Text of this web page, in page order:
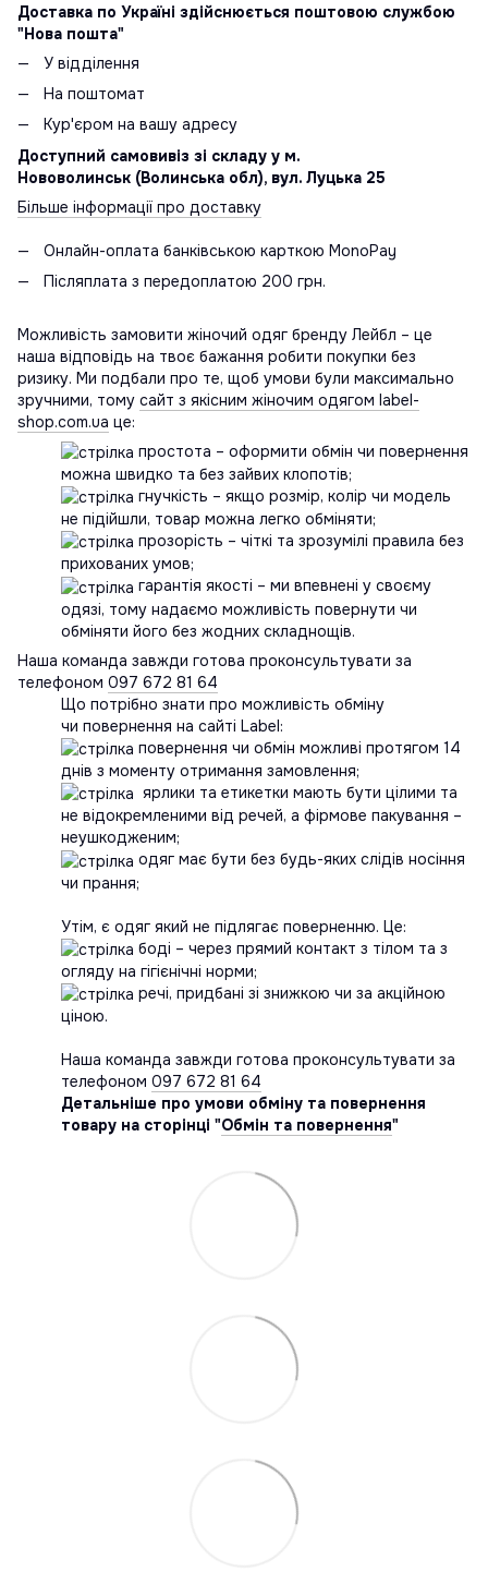
Доставка по Україні здійснюється поштовою службою
"Нова пошта"
У відділення
На поштомат
Кур'єром на вашу адресу
Доступний самовивіз зі складу у м.
Нововолинськ (Волинська обл), вул. Луцька 25
Більше інформації про доставку
Онлайн-оплата банківською карткою MonoPay
Післяплата з передоплатою 200 грн.
Можливість замовити жіночий одяг бренду Лейбл – це
наша відповідь на твоє бажання робити покупки без
ризику. Ми подбали про те, щоб умови були максимально
зручними, тому сайт з якісним жіночим одягом label-
shop.com.ua це:
простота – оформити обмін чи повернення
можна швидко та без зайвих клопотів;
гнучкість – якщо розмір, колір чи модель
не підійшли, товар можна легко обміняти;
прозорість – чіткі та зрозумілі правила без
прихованих умов;
гарантія якості – ми впевнені у своєму
одязі, тому надаємо можливість повернути чи
обміняти його без жодних складнощів.
Наша команда завжди готова проконсультувати за
телефоном 097 672 81 64
Що потрібно знати про можливість обміну
чи повернення на сайті Label:
повернення чи обмін можливі протягом 14
днів з моменту отримання замовлення;
ярлики та етикетки мають бути цілими та
не відокремленими від речей, а фірмове пакування –
неушкодженим;
одяг має бути без будь-яких слідів носіння
чи прання;
Утім, є одяг який не підлягає поверненню. Це:
боді – через прямий контакт з тілом та з
огляду на гігієнічні норми;
речі, придбані зі знижкою чи за акційною
ціною.
Наша команда завжди готова проконсультувати за
телефоном 097 672 81 64
Детальніше про умови обміну та повернення
товару на сторінці "Обмін та повернення"